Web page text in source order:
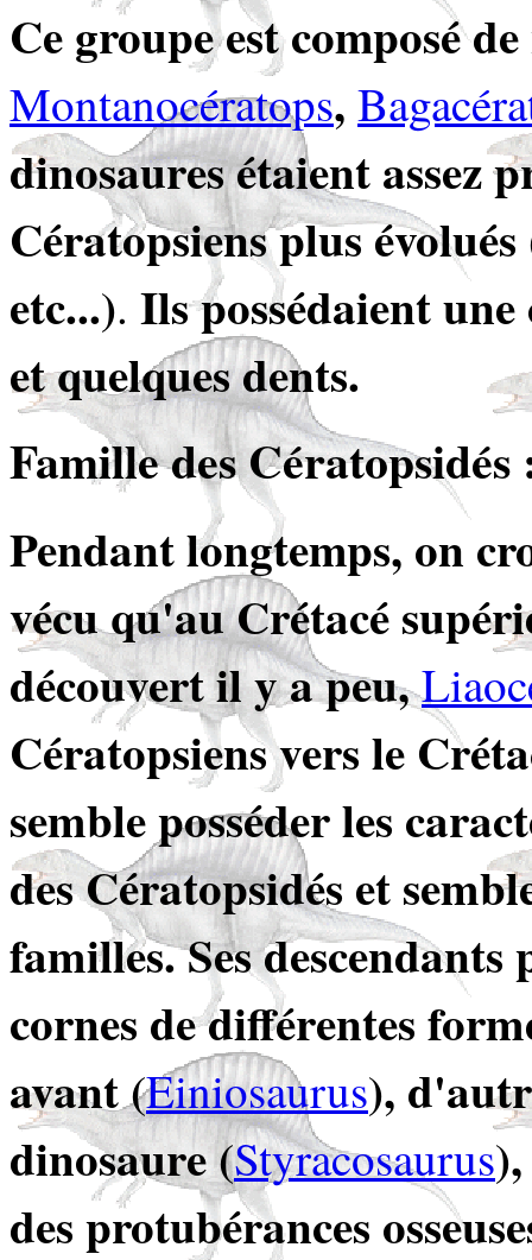
Ce groupe est composé
Montanocératops,
dinosaures étaient assez
Cératopsiens plus évolués
etc...). Ils possédaient
et quelques dents.
Famille des Cératopsidés
Pendant longtemps, on
vécu qu'au Crétacé
découvert il y a peu,
Cératopsiens vers le
semble posséder les
des Cératopsidés et
familles. Ses
cornes de différentes
avant(Einiosaurus),
dinosaure (Styracosaurus
des protubérances